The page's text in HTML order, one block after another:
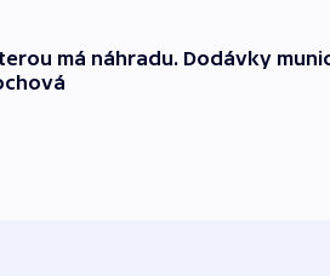
má náhradu. Dodávky